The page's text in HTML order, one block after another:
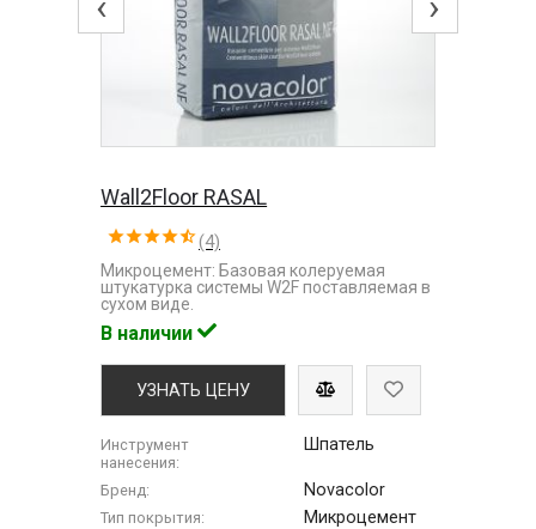
Wall2Floor RASAL
(4)
Микроцемент: Базовая колеруемая
штукатурка системы W2F поставляемая в
сухом виде.
В наличии
УЗНАТЬ ЦЕНУ
Инструмент
нанесения:
Шпатель
Бренд: Novacolor
Тип покрытия: Микроцемент